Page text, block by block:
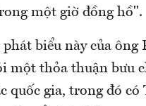
một giờ đồng hồ".
biểu này của ông
một thỏa thuận bưu
quốc gia, trong đó